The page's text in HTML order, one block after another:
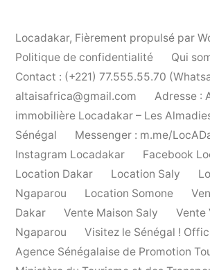
Locadakar, Fièrement propulsé par
Politique de confidentialité
Qui
Contact : (+221) 77.555.55.70
altaisafrica@gmail.com
Adresse :
immobilière Locadakar – Les
Sénégal
Messenger : m.me/
Instagram Locadakar
Facebook
Location Dakar
Location Saly
Ngaparou
Location Somone
Dakar
Vente Maison Saly
Vente
Ngaparou
Visitez le Sénégal !
Agence Sénégalaise de Promotion